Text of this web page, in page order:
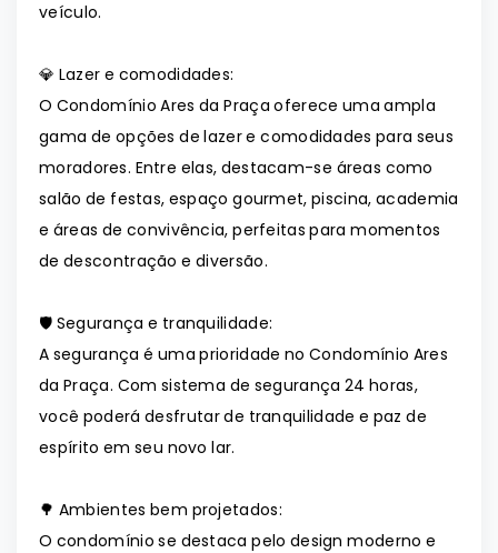
veículo.
💎 Lazer e comodidades:
O Condomínio Ares da Praça oferece uma ampla
gama de opções de lazer e comodidades para seus
moradores. Entre elas, destacam-se áreas como
salão de festas, espaço gourmet, piscina, academia
e áreas de convivência, perfeitas para momentos
de descontração e diversão.
🛡️ Segurança e tranquilidade:
A segurança é uma prioridade no Condomínio Ares
da Praça. Com sistema de segurança 24 horas,
você poderá desfrutar de tranquilidade e paz de
espírito em seu novo lar.
🌳 Ambientes bem projetados:
O condomínio se destaca pelo design moderno e